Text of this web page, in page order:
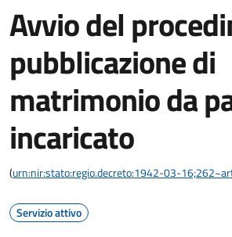
Avvio del
pubblicazione di
matrimonio da
incaricato
(urn:nir:stato:regio.decreto:1942-03-
Servizio attivo